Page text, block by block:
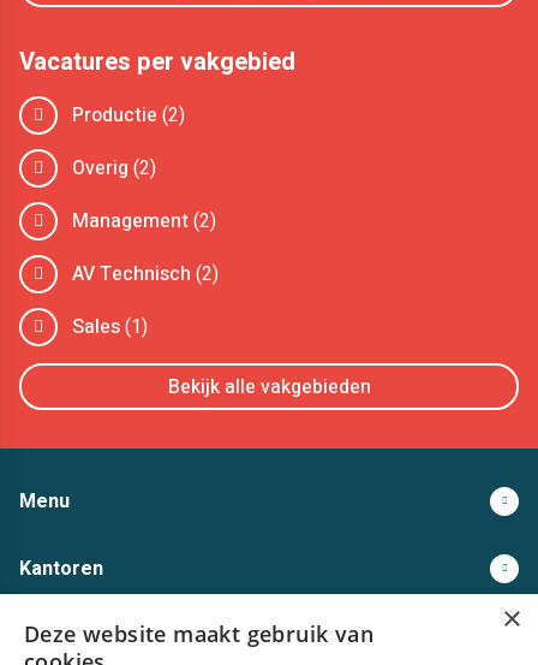
Vacatures per vakgebied
Productie (2)
Overig (2)
Management(2)
AV Technisch (2)
Sales(1)
Bekijk alle vakgebieden
Menu
Kantoren
Open sollicitatie ×
Deze website maakt gebruik van